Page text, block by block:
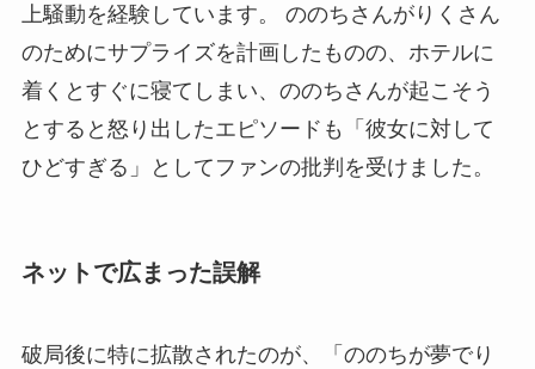
上騒動を経験しています。 ののちさんがりくさん
のためにサプライズを計画したものの、ホテルに
着くとすぐに寝てしまい、ののちさんが起こそう
とすると怒り出したエピソードも「彼女に対して
ひどすぎる」としてファンの批判を受けました。
ネットで広まった誤解
破局後に特に拡散されたのが、「ののちが夢でり